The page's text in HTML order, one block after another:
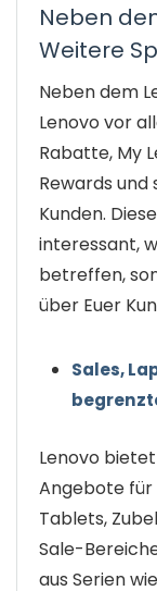
Neben
Weitere
Neben dem
Lenovo vor
Rabatte, My
Rewards und
Kunden.
interessant,
betreffen,
über Euer
Sales,
Lenovo
Angebote für
Tablets,
Sale-
aus Serien